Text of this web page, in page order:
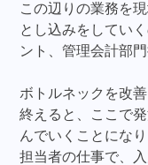
この辺りの業務を
とし込みをしてい
ント、管理会計部
ボトルネックを改
終えると、ここで
んでいくことにな
担当者の仕事で、